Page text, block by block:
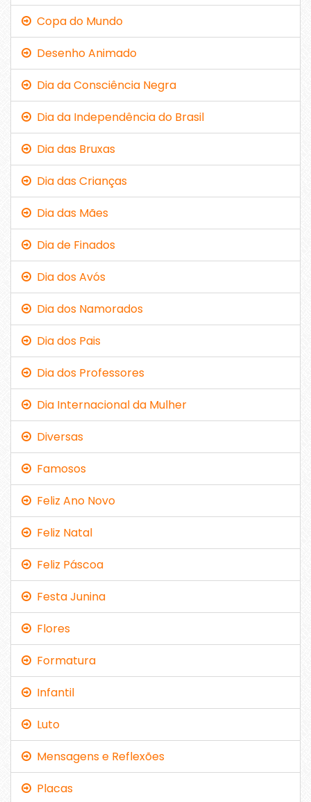
Copa do Mundo
Desenho Animado
Dia da Consciência Negra
Dia da Independência do Brasil
Dia das Bruxas
Dia das Crianças
Dia das Mães
Dia de Finados
Dia dos Avós
Dia dos Namorados
Dia dos Pais
Dia dos Professores
Dia Internacional da Mulher
Diversas
Famosos
Feliz Ano Novo
Feliz Natal
Feliz Páscoa
Festa Junina
Flores
Formatura
Infantil
Luto
Mensagens e Reflexões
Placas